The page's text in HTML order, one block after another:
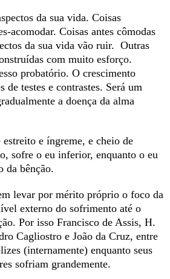
da sua vida. Coisas
acomodar. Coisas antes cômodas
da sua vida vão ruir. Outras
com muito esforço.
probatório. O crescimento
de testes e contrastes. Será um
a doença da alma
e íngreme, e cheio de
sofre o eu inferior, enquanto o eu
da bênção.
levar por mérito próprio o foco da
externo do sofrimento até o
Por isso Francisco de Assis, H.
Cagliostro e João da Cruz, entre
(internamente) enquanto seus
sofriam grandemente.